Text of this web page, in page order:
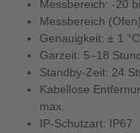
Messbereich: -20
Messbereich
Genauigkeit: ± 1 °C
Garzeit: 5–18
Standby-Zeit: 24
Kabellose
max.
IP-Schutzart: IP67